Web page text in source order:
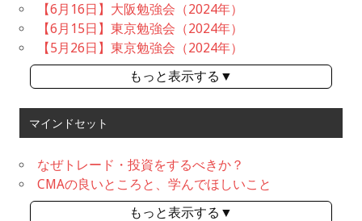
【6月16日】大阪勉強会（2024年）
【6月15日】東京勉強会（2024年）
【5月26日】東京勉強会（2024年）
もっと表示する▼
マインドセット
なぜトレード・投資をするべきか？
CMAの良いところと、学んでほしいこと
もっと表示する▼